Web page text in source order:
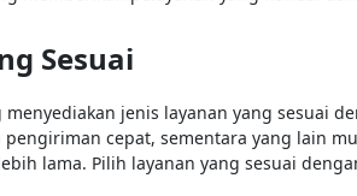
Sesuai
jenis layanan yang sesuai
cepat, sementara yang lain
lama. Pilih layanan yang sesuai